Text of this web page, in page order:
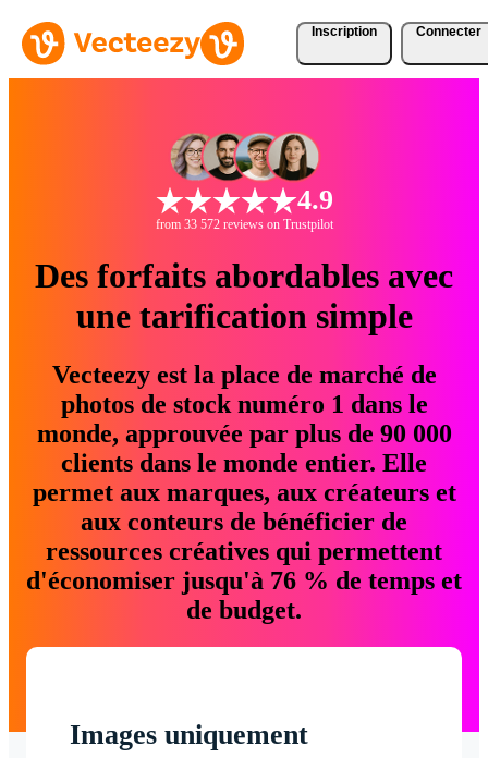
Inscription Connecter
4.9
from 33 572 reviews on Trustpilot
Des forfaits abordables avec
une tarification simple
Vecteezy est la place de marché de
photos de stock numéro 1 dans le
monde, approuvée par plus de 90 000
clients dans le monde entier. Elle
permet aux marques, aux créateurs et
aux conteurs de bénéficier de
ressources créatives qui permettent
d'économiser jusqu'à 76 % de temps et
de budget.
Images uniquement